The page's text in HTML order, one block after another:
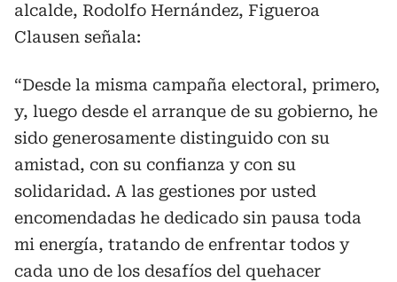
alcalde, Rodolfo Hernández, Figueroa
Clausen señala:
“Desde la misma campaña electoral, primero,
y, luego desde el arranque de su gobierno, he
sido generosamente distinguido con su
amistad, con su confianza y con su
solidaridad. A las gestiones por usted
encomendadas he dedicado sin pausa toda
mi energía, tratando de enfrentar todos y
cada uno de los desafíos del quehacer